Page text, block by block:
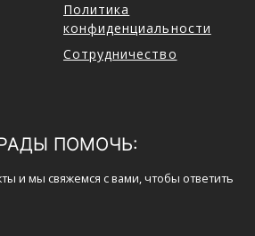
Политика
конфиденциальности
Сотрудничество
ПОМОЧЬ:
и мы свяжемся с вами, чтобы ответить